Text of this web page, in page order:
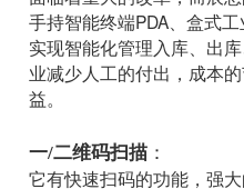
在仓库的管理上，从
面临着重大的改革，而
手持智能终端PDA、
实现智能化管理入库、
业减少人工的付出，
益。